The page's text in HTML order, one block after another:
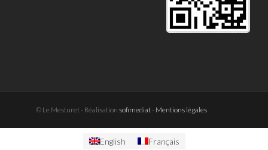
© Le Mesturet - Réalisation sofimediat- Mentions légales
English Français